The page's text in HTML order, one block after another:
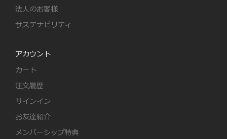
法人のお客様
サステナビリティ
アカウント
カート
注文履歴
サインイン
お友達紹介
メンバーシップ特典